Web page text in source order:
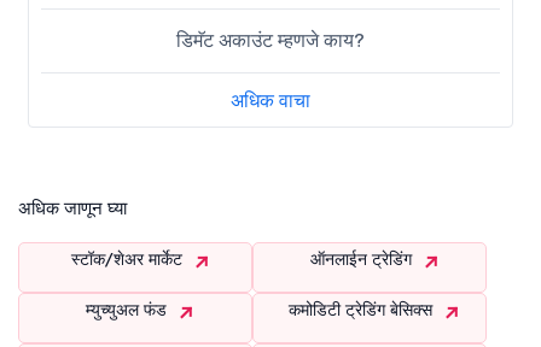
डिमॅट अकाउंट म्हणजे काय?
अधिक वाचा
अधिक जाणून घ्या
स्टॉक/शेअर मार्केट ऑनलाईन ट्रेडिंग
म्युच्युअल फंड कमोडिटी ट्रेडिंग बेसिक्स